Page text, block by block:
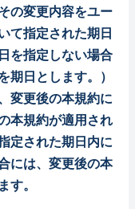
の変更内容をユー
て指定された期日
を指定しない場合
期日とします。）
変更後の本規約に
本規約が適用され
定された期日内に
には、変更後の本
す。